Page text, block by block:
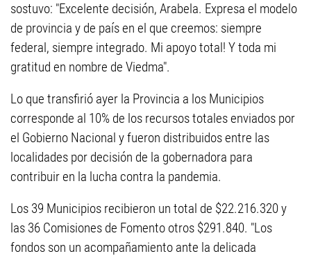
sostuvo: "Excelente decisión, Arabela. Expresa el modelo
de provincia y de país en el que creemos: siempre
federal, siempre integrado. Mi apoyo total! Y toda mi
gratitud en nombre de Viedma".
Lo que transfirió ayer la Provincia a los Municipios
corresponde al 10% de los recursos totales enviados por
el Gobierno Nacional y fueron distribuidos entre las
localidades por decisión de la gobernadora para
contribuir en la lucha contra la pandemia.
Los 39 Municipios recibieron un total de $22.216.320 y
las 36 Comisiones de Fomento otros $291.840. "Los
fondos son un acompañamiento ante la delicada